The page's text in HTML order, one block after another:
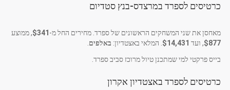
כרטיסים לספרד במרצדס-בנץ סטדיום
מאחסן את שני המשחקים הראשונים של ספרד. מחירים החל מ- $341, ממוצע
$877, ועד $14,431 . המלאי באצטדיון: באלפים
בייס פרקטי למי שמתכנן טיול מרוכז סביב ספרד.
כרטיסים לספרד באצטדיון אקרון